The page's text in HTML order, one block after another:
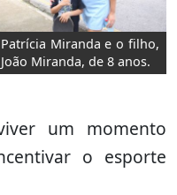
Patrícia Miranda e o filho,
João Miranda, de 8 anos.
um momento
o esporte